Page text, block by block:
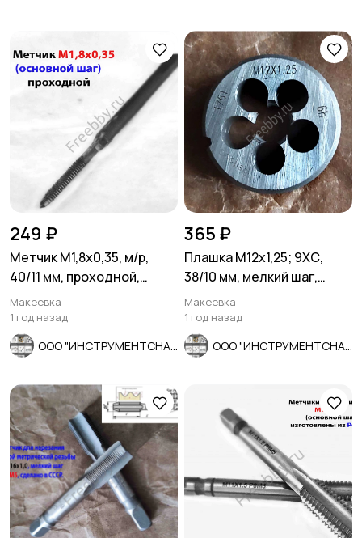
249 ₽
Метчик М1,8х0,35, м/р,
40/11 мм, проходной,
основ шаг, ут хвост,
СССР.
Макеевка
1 год назад
365 ₽
Плашка М12х1,25; 9ХС,
38/10 мм, мелкий шаг,
ГОСТ 7740-71.
Макеевка
1 год назад